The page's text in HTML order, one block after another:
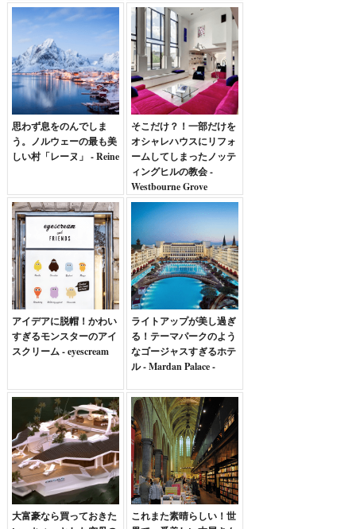
思わず息をのんでしま
う。ノルウェーの最も美
しい村「レーヌ」 - Reine
そこだけ？！一部だけを
オシャレハウスにリフォ
ームしてしまったノッテ
ィングヒルの教会 -
Westbourne Grove
Church Conversion
アイデアに脱帽！かわい
すぎるモンスターのアイ
スクリーム - eyescream
ライトアップが美し過ぎ
る！テーマパークのよう
なゴージャスすぎるホテ
ル - Mardan Palace -
大富豪なら買っておきた
これまた素晴らしい！世